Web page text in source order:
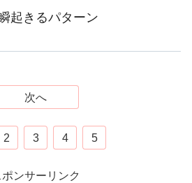
起きるパターン
次へ
2 3 4 5
ポンサーリンク